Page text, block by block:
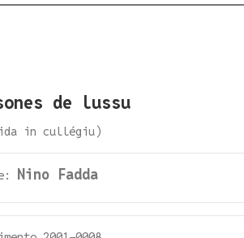
de lussu
in cullégiu)
Nino Fadda